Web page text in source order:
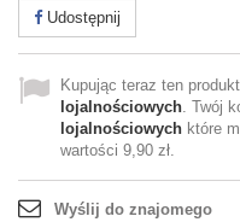
Udostępnij
Kupując teraz ten
lojalnościowych. Twój
lojalnościowych które
wartości 9,90 zł.
Wyślij do znajomego